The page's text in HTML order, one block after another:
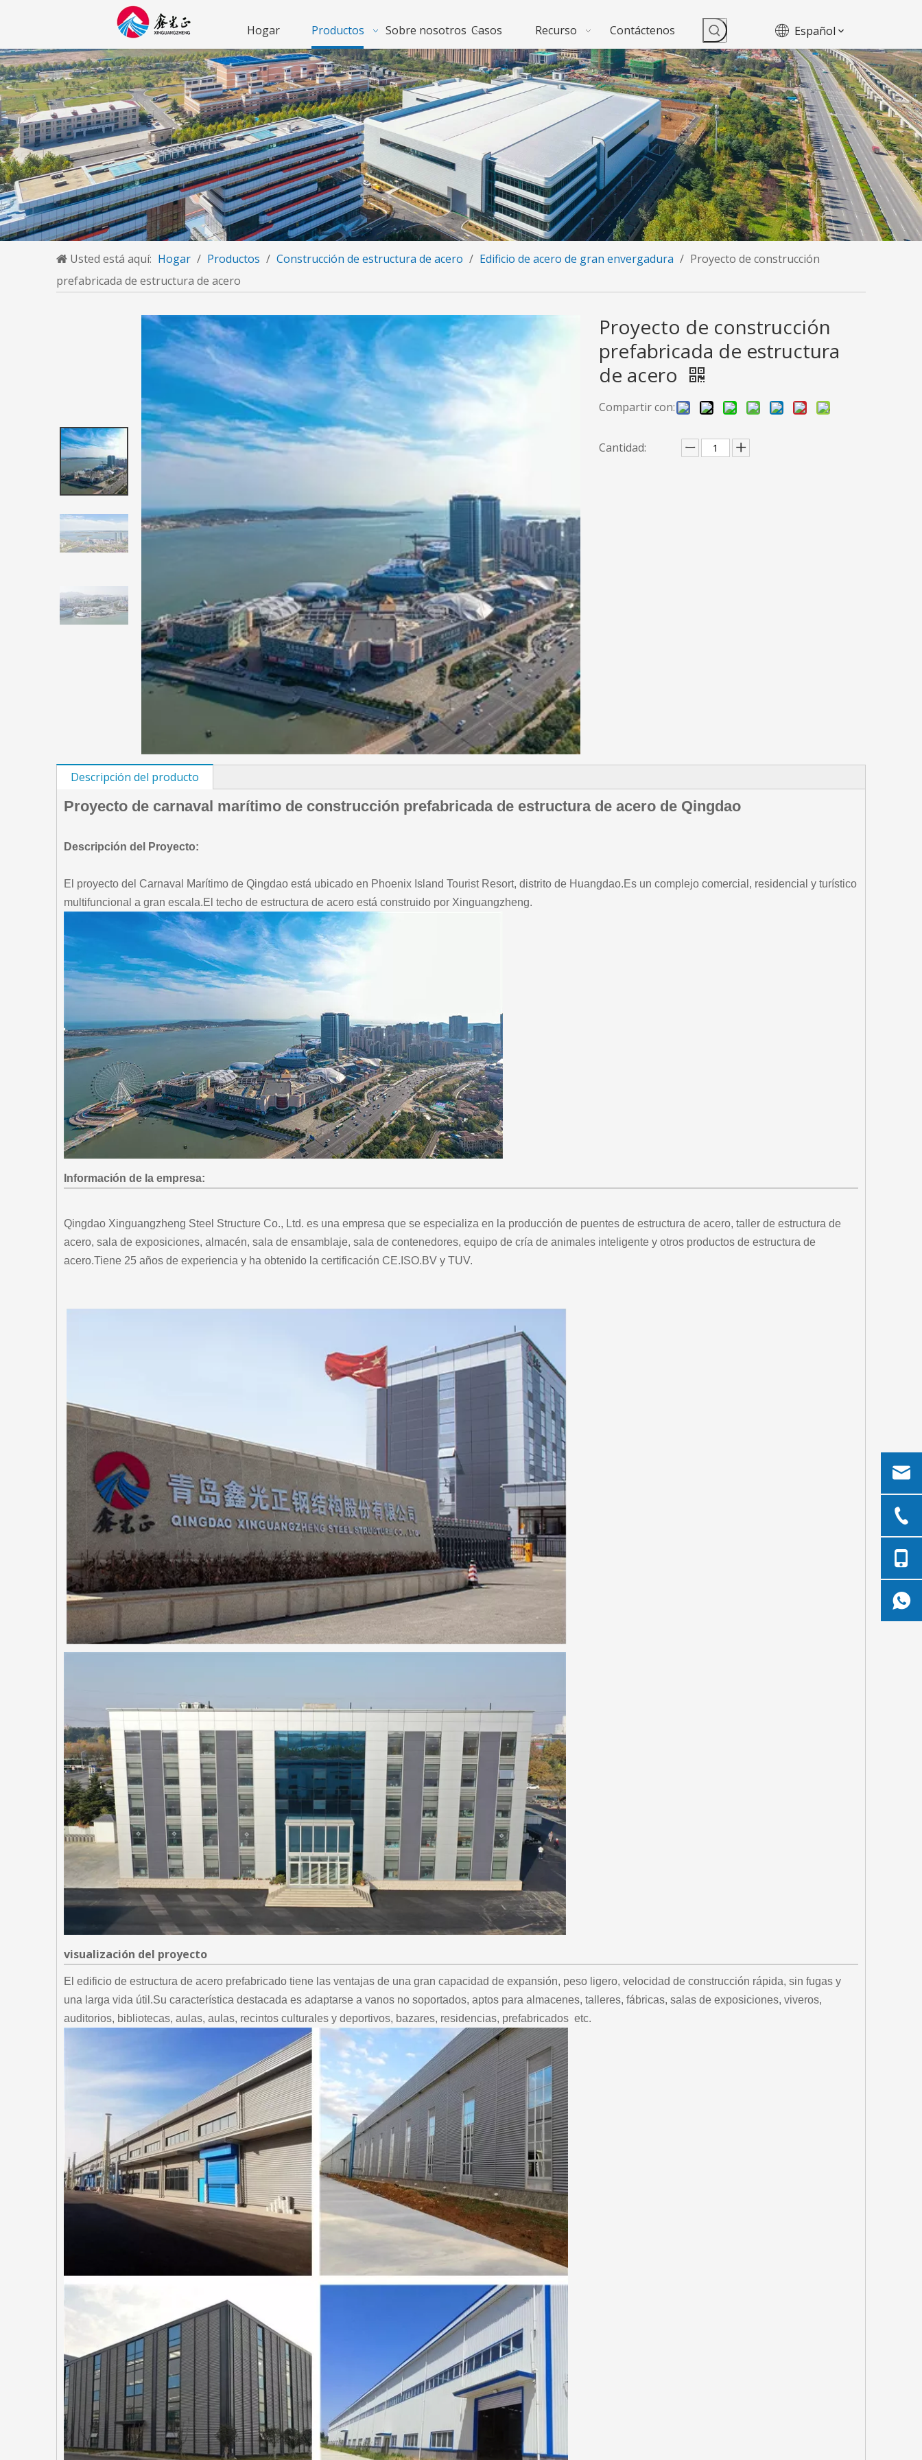
Hogar Productos Sobre nosotros Casos Recurso Contáctenos Español
Usted está aquí: Hogar / Productos / Construcción de estructura de acero / Edificio de acero de gran envergadura / Proyecto de construcción
prefabricada de estructura de acero
Proyecto de construcción
prefabricada de estructura
de acero
Compartir con:
Cantidad:
Descripción del producto
Proyecto de carnaval marítimo de construcción prefabricada de estructura de acero de Qingdao
Descripción del Proyecto:
El proyecto del Carnaval Marítimo de Qingdao está ubicado en Phoenix Island Tourist Resort, distrito de Huangdao.Es un complejo comercial, residencial y turístico
multifuncional a gran escala.El techo de estructura de acero está construido por Xinguangzheng.
Información de la empresa:
Qingdao Xinguangzheng Steel Structure Co., Ltd. es una empresa que se especializa en la producción de puentes de estructura de acero, taller de estructura de
acero, sala de exposiciones, almacén, sala de ensamblaje, sala de contenedores, equipo de cría de animales inteligente y otros productos de estructura de
acero.Tiene 25 años de experiencia y ha obtenido la certificación CE.ISO.BV y TUV.
visualización del proyecto
El edificio de estructura de acero prefabricado tiene las ventajas de una gran capacidad de expansión, peso ligero, velocidad de construcción rápida, sin fugas y
una larga vida útil.Su característica destacada es adaptarse a vanos no soportados, aptos para almacenes, talleres, fábricas, salas de exposiciones, viveros,
auditorios, bibliotecas, aulas, aulas, recintos culturales y deportivos, bazares, residencias, prefabricados etc.